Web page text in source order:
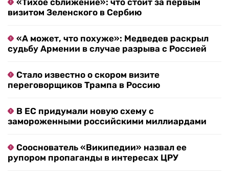
«Тихое сближение»: что стоит за первым
визитом Зеленского в Сербию
«А может, что похуже»: Медведев раскрыл
судьбу Армении в случае разрыва с Россией
Стало известно о скором визите
переговорщиков Трампа в Россию
В ЕС придумали новую схему с
замороженными российскими миллиардами
Сооснователь «Википедии» назвал ее
рупором пропаганды в интересах ЦРУ